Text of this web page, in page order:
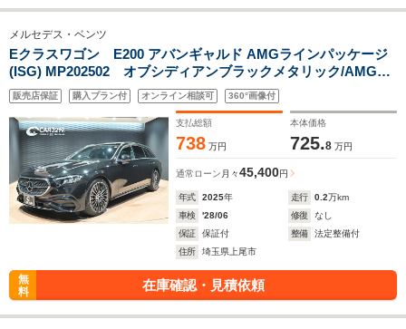
メルセデス・ベンツ
Eクラスワゴン E200 アバンギャルド AMGラインパッケージ
(ISG) MP202502 オブシディアンブラックメタリック/AMGラ
インPKG/パノラミックスライディングルーフ/アドバンスド
PKG/360カメラ/レザーアルカンターラコンビシ-ト/アンビエン
トライト/シ-トヒーター/メモリー付パワーシート/BSM
販売店保証 購入プラン付 オンライン相談可 360°画像付
支払総額
738 万円
本体価格
725.8 万円
通常ローン 月々45,400円
年式 2025年 走行 0.2万km
車検
'28/06 修復
なし
保証
保証付 整備
法定整備付
住所
埼玉県上尾市
無
料
在庫確認・見積依頼